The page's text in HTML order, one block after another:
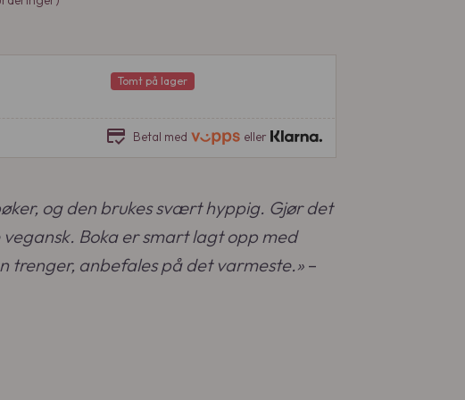
Tomt på lager
credit_score Betal med eller
og den brukes svært hyppig. Gjør det
vegansk. Boka er smart lagt opp med
trenger, anbefales på det varmeste.» –